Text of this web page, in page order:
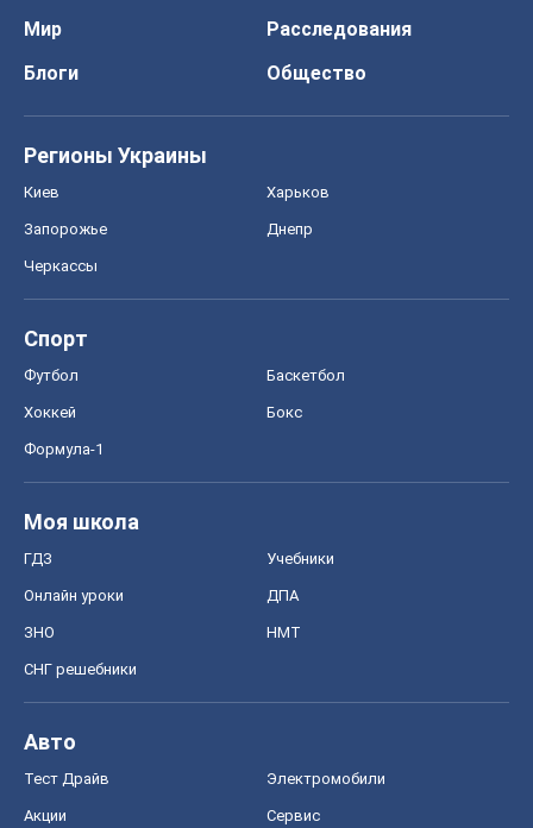
Мир
Расследования
Блоги
Общество
Регионы Украины
Киев Харьков
Запорожье Днепр
Черкассы
Спорт
Футбол Баскетбол
Хоккей Бокс
Формула-1
Моя школа
ГДЗ Учебники
Онлайн уроки ДПА
ЗНО НМТ
СНГ решебники
Авто
Тест Драйв Электромобили
Акции Сервис